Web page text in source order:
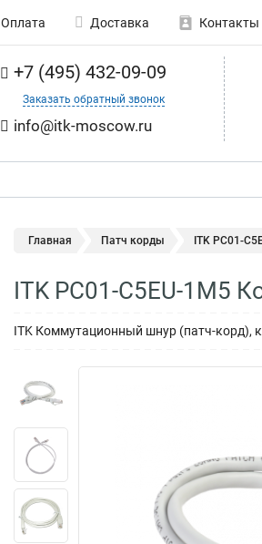
Оплата Доставка Контакты
+7 (495) 432-09-09
Заказать обратный звонок
info@itk-moscow.ru
Главная Патч корды ITK PC01-
ITK PC01-C5EU-1M5
ITK Коммутационный шнур (патч-корд),